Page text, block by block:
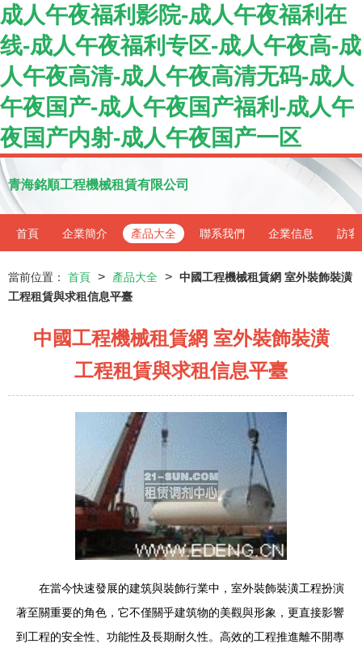
成人午夜福利影院-成人午夜福利在
线-成人午夜福利专区-成人午夜高-成
人午夜高清-成人午夜高清无码-成人
午夜国产-成人午夜国产福利-成人午
夜国产内射-成人午夜国产一区
青海銘順工程機械租賃有限公司
首頁 企業簡介 產品大全 聯系我們 企業信息 訪客
當前位置： 首頁 > 產品大全 > 中國工程機械租賃網 室外裝飾裝潢
工程租賃與求租信息平臺
中國工程機械租賃網 室外裝飾裝潢
工程租賃與求租信息平臺
在當今快速發展的建筑與裝飾行業中，室外裝飾裝潢工程扮演
著至關重要的角色，它不僅關乎建筑物的美觀與形象，更直接影響
到工程的安全性、功能性及長期耐久性。高效的工程推進離不開專